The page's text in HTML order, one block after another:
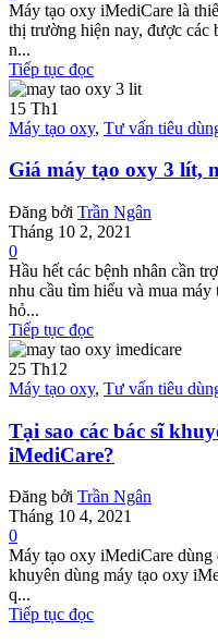
Máy tạo oxy iMediCare là
thị trường hiện nay, được các
n...
Tiếp tục đọc
15 Th1
Máy tạo oxy, Tư vấn tiêu
Giá máy tạo oxy 3 lít,
Đăng bởi Trần Ngân
Tháng 10 2, 2021
0
Hầu hết các bệnh nhân cần
nhu cầu tìm hiểu và mua
hỏ...
Tiếp tục đọc
25 Th12
Máy tạo oxy, Tư vấn tiêu
Tại sao các bác sĩ
iMediCare?
Đăng bởi Trần Ngân
Tháng 10 4, 2021
0
Máy tạo oxy iMediCare dùng
khuyên dùng máy tạo oxy
q...
Tiếp tục đọc